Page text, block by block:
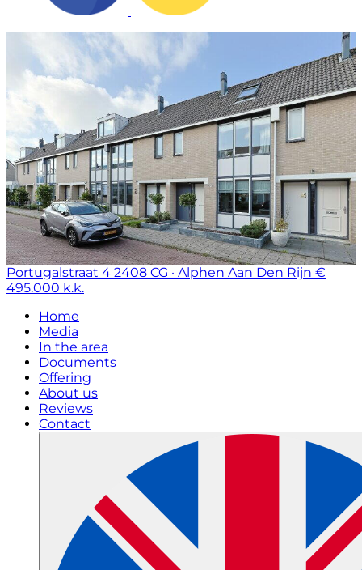
Portugalstraat 4 2408 CG · Alphen Aan Den Rijn €
495.000 k.k.
Home
Media
In the area
Documents
Offering
About us
Reviews
Contact